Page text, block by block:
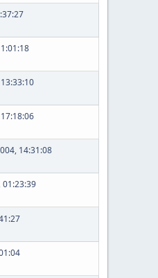
14:31:08
01:23:39